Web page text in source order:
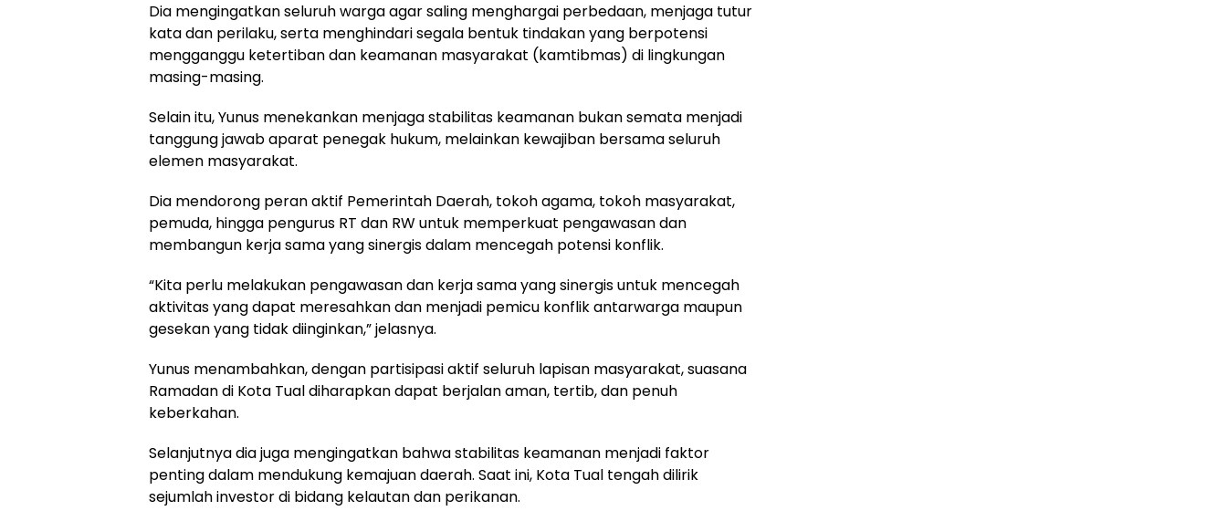
Dia mengingatkan seluruh warga agar saling menghargai perbedaan, menjaga tutur
kata dan perilaku, serta menghindari segala bentuk tindakan yang berpotensi
mengganggu ketertiban dan keamanan masyarakat (kamtibmas) di lingkungan
masing-masing.
Selain itu, Yunus menekankan menjaga stabilitas keamanan bukan semata menjadi
tanggung jawab aparat penegak hukum, melainkan kewajiban bersama seluruh
elemen masyarakat.
Dia mendorong peran aktif Pemerintah Daerah, tokoh agama, tokoh masyarakat,
pemuda, hingga pengurus RT dan RW untuk memperkuat pengawasan dan
membangun kerja sama yang sinergis dalam mencegah potensi konflik.
“Kita perlu melakukan pengawasan dan kerja sama yang sinergis untuk mencegah
aktivitas yang dapat meresahkan dan menjadi pemicu konflik antarwarga maupun
gesekan yang tidak diinginkan,” jelasnya.
Yunus menambahkan, dengan partisipasi aktif seluruh lapisan masyarakat, suasana
Ramadan di Kota Tual diharapkan dapat berjalan aman, tertib, dan penuh
keberkahan.
Selanjutnya dia juga mengingatkan bahwa stabilitas keamanan menjadi faktor
penting dalam mendukung kemajuan daerah. Saat ini, Kota Tual tengah dilirik
sejumlah investor di bidang kelautan dan perikanan.